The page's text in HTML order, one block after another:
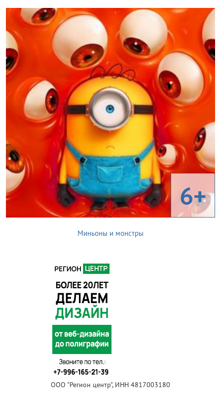
6+
Миньоны и монстры
ООО "Регион центр", ИНН 4817003180